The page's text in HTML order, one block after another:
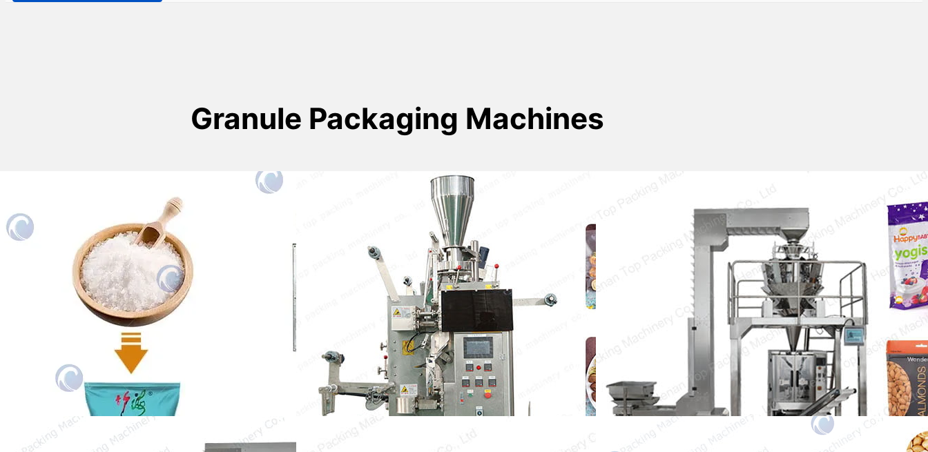
Granule Packaging Machines
Kifaa cha Kifungashaji cha
Chumvi Kiotomatiki
Tämä artikkeli keskittyy suolan
pakkauskoneeseen. Taizy automatisoitu
pakkauskone yhdistää mittauksen,
pussituksen,…
Te Förpackningsmaskin
Máquina de embolsado de té được thiết
kế đặc biệt để đóng gói nhiều loại trà. Nó
có thể…
Vifaa vya Kufunga Chakula za
Snacks
Vifaa vya kufunga chakula za snacks ni
muhimu kuongeza kasi ya ufungaji,
kuhakikisha ladha ya asili…